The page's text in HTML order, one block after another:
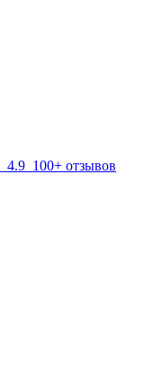
4.9 100+ отзывов